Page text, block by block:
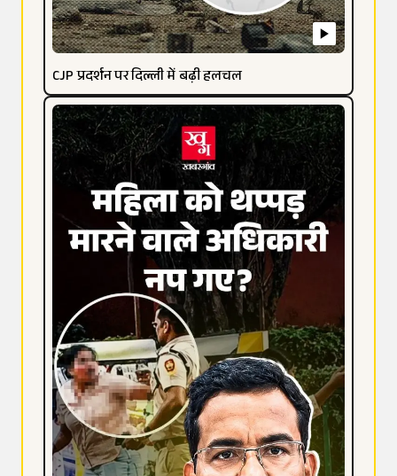
CJP प्रदर्शन पर दिल्ली में बढ़ी हलचल